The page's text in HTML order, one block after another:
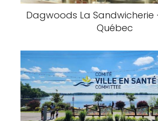
Dagwoods La Sandwicherie
Québec